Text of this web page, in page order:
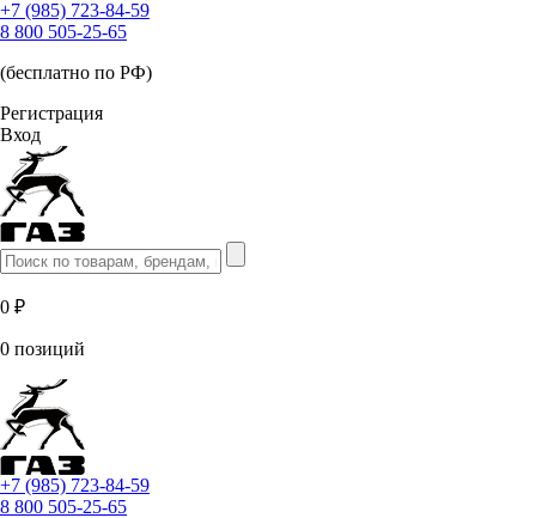
+7 (985) 723-84-59
8 800 505-25-65
(бесплатно по РФ)
Регистрация
Вход
0 ₽
0 позиций
+7 (985) 723-84-59
8 800 505-25-65